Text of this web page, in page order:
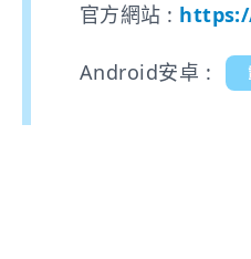
官方網站 :
Android安卓 :